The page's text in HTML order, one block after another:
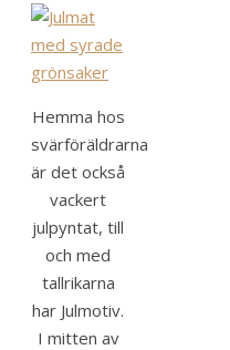
Hemma hos
svärföräldrarna
är det också
vackert
julpyntat, till
och med
tallrikarna
har Julmotiv.
I mitten av